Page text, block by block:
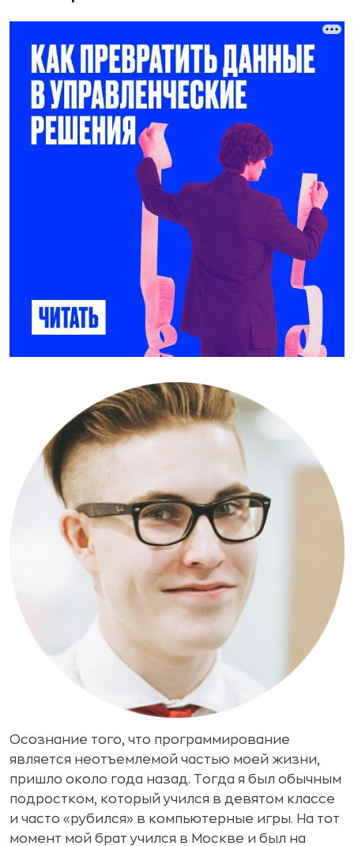
Осознание того, что программирование
является неотъемлемой частью моей жизни,
пришло около года назад. Тогда я был обычным
подростком, который учился в девятом классе
и часто «рубился» в компьютерные игры. На тот
момент мой брат учился в Москве и был на